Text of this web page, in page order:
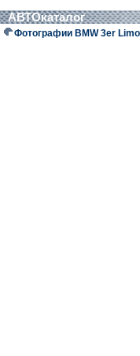
АВТОкаталог
Фотографии BMW 3er